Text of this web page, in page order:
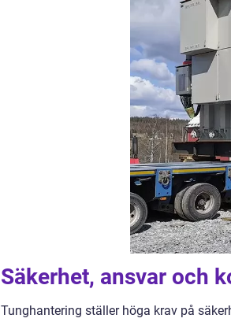
Säkerhet, ansvar och
Tunghantering ställer höga krav på